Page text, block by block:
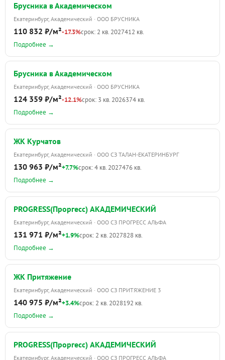
Брусника в Академическом
Екатеринбург, Академический · ООО БРУСНИКА
110 832 ₽/м²-17.3%срок: 2 кв. 2027412 кв.
Подробнее →
Брусника в Академическом
Екатеринбург, Академический · ООО БРУСНИКА
124 359 ₽/м²-12.1%срок: 3 кв. 2026374 кв.
Подробнее →
ЖК Курчатов
Екатеринбург, Академический · ООО СЗ ТАЛАН-ЕКАТЕРИНБУРГ
130 963 ₽/м²+7.7%срок: 4 кв. 2027476 кв.
Подробнее →
PROGRESS(Проргесс) АКАДЕМИЧЕСКИЙ
Екатеринбург, Академический · ООО СЗ ПРОГРЕСС АЛЬФА
131 971 ₽/м²+1.9%срок: 2 кв. 2027828 кв.
Подробнее →
ЖК Притяжение
Екатеринбург, Академический · ООО СЗ ПРИТЯЖЕНИЕ 3
140 975 ₽/м²+3.4%срок: 2 кв. 2028192 кв.
Подробнее →
PROGRESS(Проргесс) АКАДЕМИЧЕСКИЙ
Екатеринбург, Академический · ООО СЗ ПРОГРЕСС АЛЬФА